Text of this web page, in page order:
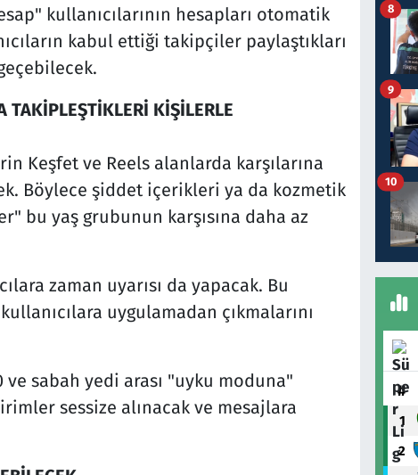
kullanıcılarının hesapları otomatik
kabul ettiği takipçiler paylaştıkları
TAKİPLEŞTİKLERİ KİŞİLERLE
Keşfet ve Reels alanlarda karşılarına
Böylece şiddet içerikleri ya da kozmetik
bu yaş grubunun karşısına daha az
zaman uyarısı da yapacak. Bu
uygulamadan çıkmalarını
ve sabah yedi arası "uyku moduna"
sessize alınacak ve mesajlara
8
9
10
#
1
2